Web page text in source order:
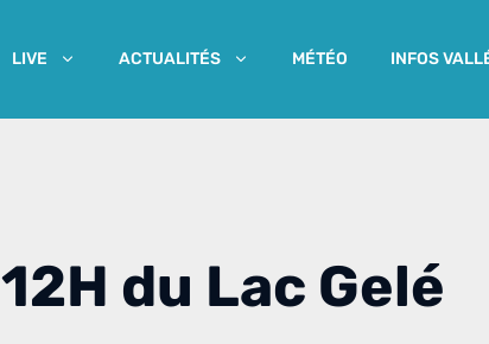
LIVE ACTUALITÉS MÉTÉO INFOS
12H du Lac Gelé